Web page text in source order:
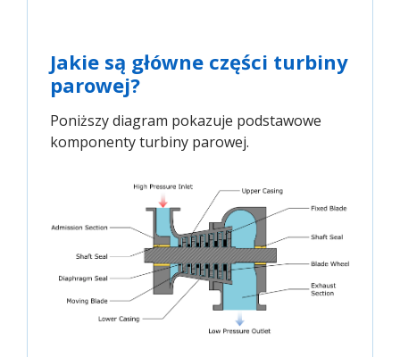
Jakie są główne części turbiny
parowej?
Poniższy diagram pokazuje podstawowe
komponenty turbiny parowej.